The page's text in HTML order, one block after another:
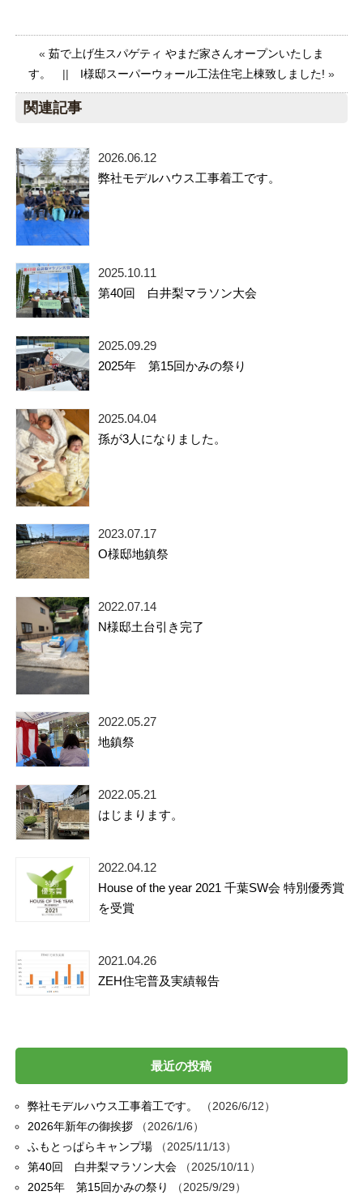
« 茹で上げ生スパゲティ やまだ家さんオープンいたしま
す。
|| I様邸スーパーウォール工法住宅上棟致しました! »
関連記事
2026.06.12
弊社モデルハウス工事着工です。
2025.10.11
第40回 白井梨マラソン大会
2025.09.29
2025年 第15回かみの祭り
2025.04.04
孫が3人になりました。
2023.07.17
O様邸地鎮祭
2022.07.14
N様邸土台引き完了
2022.05.27
地鎮祭
2022.05.21
はじまります。
2022.04.12
House of the year 2021 千葉SW会 特別優秀賞
を受賞
2021.04.26
ZEH住宅普及実績報告
最近の投稿
弊社モデルハウス工事着工です。
2026/6/12
2026年新年の御挨拶
2026/1/6
ふもとっぱらキャンプ場
2025/11/13
第40回 白井梨マラソン大会
2025/10/11
2025年 第15回かみの祭り
2025/9/29